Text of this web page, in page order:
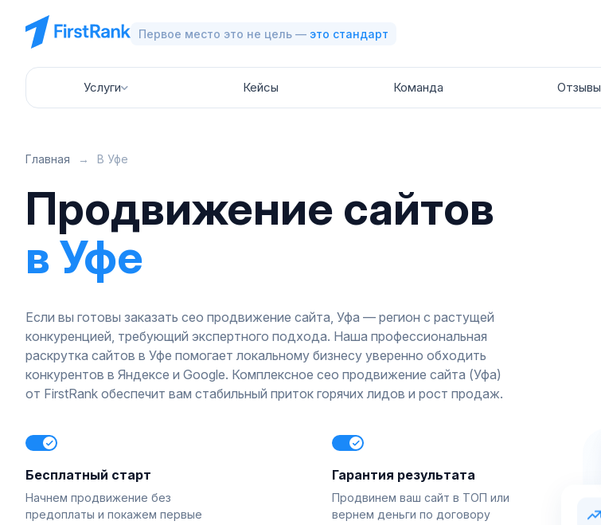
Первое место это не цель — это стандарт
Услуги Кейсы Команда Отзывы
Главная → В Уфе
Продвижение сайтов
в Уфе
Если вы готовы заказать сео продвижение сайта, Уфа — регион с растущей
конкуренцией, требующий экспертного подхода. Наша профессиональная
раскрутка сайтов в Уфе помогает локальному бизнесу уверенно обходить
конкурентов в Яндексе и Google. Комплексное сео продвижение сайта (Уфа)
от FirstRank обеспечит вам стабильный приток горячих лидов и рост продаж.
Бесплатный старт
Начнем продвижение без
предоплаты и покажем первые
Гарантия результата
Продвинем ваш сайт в ТОП или
вернем деньги по договору